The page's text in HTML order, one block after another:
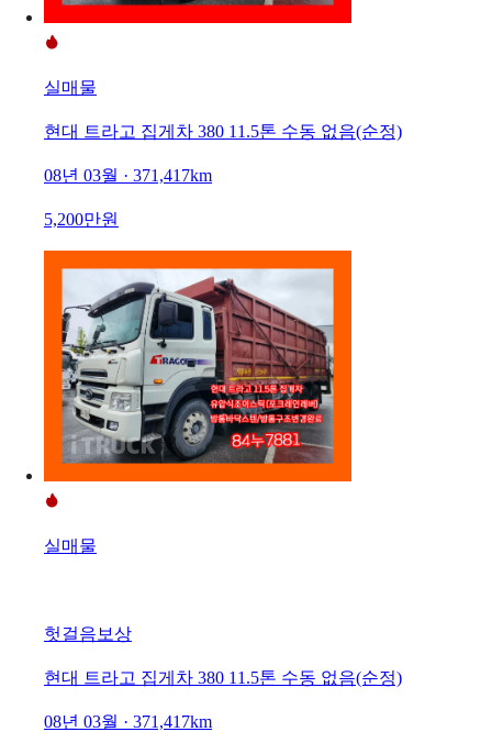
실매물
현대 트라고 집게차 380 11.5톤 수동 없음(순정)
08년 03월 · 371,417km
5,200만원
실매물
헛걸음보상
현대 트라고 집게차 380 11.5톤 수동 없음(순정)
08년 03월 · 371,417km